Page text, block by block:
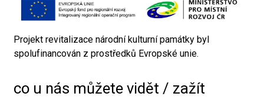
Projekt revitalizace národní kulturní památky byl
spolufinancován z prostředků Evropské unie.
co u nás můžete vidět / zažít